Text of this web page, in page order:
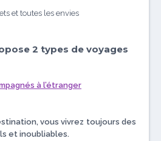
et toutes les envies
2 types de voyages
à l’étranger
vous vivrez toujours des
et inoubliables.